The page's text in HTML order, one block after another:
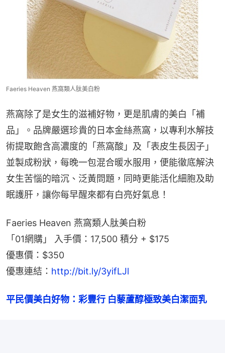
Faeries Heaven 燕窩類人肽美白粉
燕窩除了是女生的滋補好物，更是肌膚的美白「補
品」。品牌嚴選珍貴的日本金絲燕窩，以專利水解技
術提取飽含高濃度的「燕窩酸」及「表皮生長因子」
並製成粉狀，每晚一包混合暖水服用，便能徹底解決
女生苦惱的暗沉、泛黃問題，同時更能活化細胞及助
眠護肝，讓你每早醒來都有白亮好氣息！
Faeries Heaven 燕窩類人肽美白粉
「01網購」 入手價：17,500 積分 + $175
優惠價：$350
優惠連結： http://bit.ly/3yifLJl
平民價美白好物：彩豐行 白藜蘆醇極致美白潔面乳